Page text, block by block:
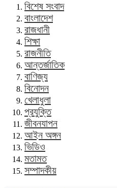
বিশেষ সংবাদ
বাংলাদেশ
রাজধানী
শিক্ষা
রাজনীতি
আন্তর্জাতিক
বাণিজ্য
বিনোদন
খেলাধুলা
প্রযুক্তি
জীবনযাপন
আইন অঙ্গন
ভিডিও
মতামত
সম্পাদকীয়